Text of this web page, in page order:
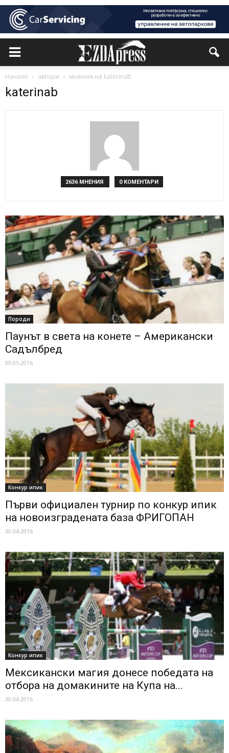
Начало автори мнения на katerinab
katerinab
2636 МНЕНИЯ 0 КОМЕНТАРИ
Породи
Паунът в света на конете – Американски
Садълбред
09.05.2016
Конкур ипик
Първи официален турнир по конкур ипик
на новоизградената база ФРИГОПАН
30.04.2016
Конкур ипик
Мексикански магия донесе победата на
отбора на домакините на Купа на...
30.04.2016